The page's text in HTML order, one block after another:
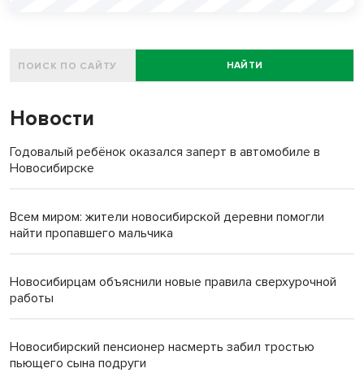
НАЙТИ
Новости
Годовалый ребёнок оказался заперт в автомобиле в
Новосибирске
Всем миром: жители новосибирской деревни помогли
найти пропавшего мальчика
Новосибирцам объяснили новые правила сверхурочной
работы
Новосибирский пенсионер насмерть забил тростью
пьющего сына подруги